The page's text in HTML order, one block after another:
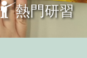
熱門研習